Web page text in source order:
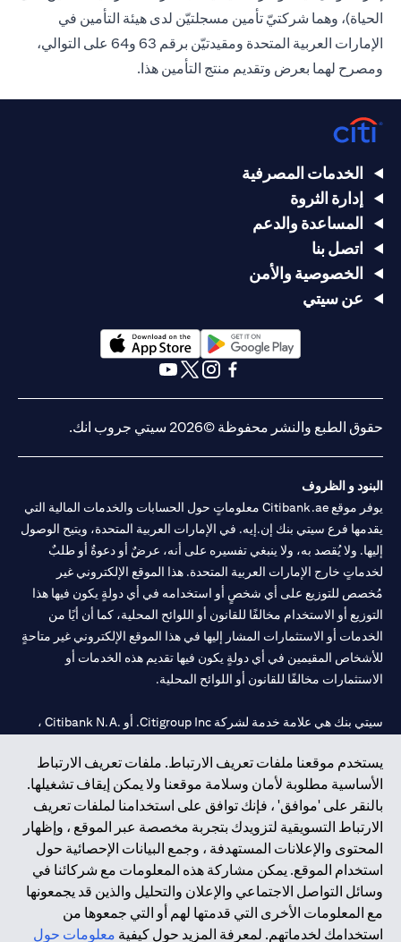
الحياة)، وهما شركتيّ تأمين مسجلتيّن لدى هيئة التأمين في
الإمارات العربية المتحدة ومقيدتيّن برقم 63 و64 على التوالي،
ومصرح لهما بعرض وتقديم منتج التأمين هذا.
يستخدم موقعنا ملفات تعريف الارتباط. ملفات تعريف الارتباط
الأساسية مطلوبة لأمان وسلامة موقعنا ولا يمكن إيقاف تشغيلها.
بالنقر على 'موافق' ، فإنك توافق على استخدامنا لملفات تعريف
الارتباط التسويقية لتزويدك بتجربة مخصصة عبر الموقع ، وإظهار
المحتوى والإعلانات المستهدفة ، وجمع البيانات الإحصائية حول
استخدام الموقع. يمكن مشاركة هذه المعلومات مع شركائنا في
وسائل التواصل الاجتماعي والإعلان والتحليل والذين قد يجمعونها
مع المعلومات الأخرى التي قدمتها لهم أو التي جمعوها من
استخدامك لخدماتهم. لمعرفة المزيد حول كيفية معلومات حول
الخدمات المصرفية
إدارة الثروة
المساعدة والدعم
اتصل بنا
الخصوصية والأمن
عن سيتي
opens in a new tab
opens in a new tab
حقوق الطبع والنشر محفوظة ©2026 سيتي جروب انك.
البنود و الظروف
يوفر موقع Citibank.ae معلوماتٍ حول الحسابات والخدمات المالية التي
يقدمها فرع سيتي بنك إن.إيه. في الإمارات العربية المتحدة، ويتيح الوصول
إليها. ولا يُقصد به، ولا ينبغي تفسيره على أنه، عرضٌ أو دعوةٌ أو طلبٌ
لخدماتٍ خارج الإمارات العربية المتحدة. هذا الموقع الإلكتروني غير
مُخصص للتوزيع على أي شخصٍ أو استخدامه في أي دولةٍ يكون فيها هذا
التوزيع أو الاستخدام مخالفًا للقانون أو اللوائح المحلية، كما أن أيًا من
الخدمات أو الاستثمارات المشار إليها في هذا الموقع الإلكتروني غير متاحةٍ
للأشخاص المقيمين في أي دولةٍ يكون فيها تقديم هذه الخدمات أو
الاستثمارات مخالفًا للقانون أو اللوائح المحلية.
سيتي بنك هي علامة خدمة لشركة Citigroup Inc. أو .Citibank N.A ،
سيتي بنك إن. إيه. الإمارات مسجل لدى مصرف الإمارات المركزي تحت
أرقام التراخيص 202563 لفرع الوصل في دبي، 531989 لفرع مول
الإمارات في دبي، و CN-1002019 لفرع أبوظبي. هاتف: 4000 311 04.
فرع سيتي بنك إن إيه - الإمارات العربية المتحدة مرخص من مصرف
الإمارات العربية المتحدة المركزي كفرع لبنك أجنبي.
سيتي بنك إن إيه الإمارات العربية المتحدة مرخص من هيئة الأوراق المالية
والسلع في الإمارات العربية المتحدة ("SCA") للقيام بالنشاط المالي لـ أ)
الاستشارات المالية والتعريف والترويج بموجب ترخيص رقم